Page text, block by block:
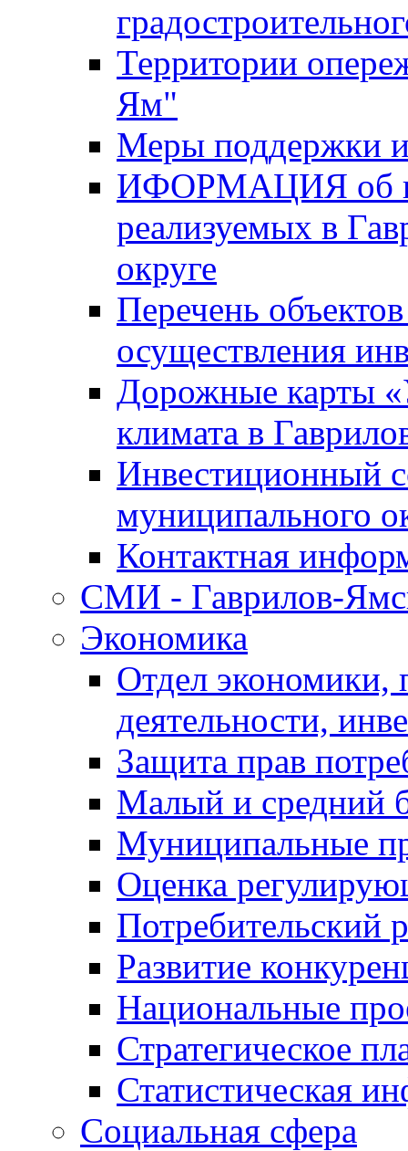
Территории
Ям"
Меры поддержки
ИФОРМАЦИЯ об
реализуемых в
округе
Перечень
осуществления
Дорожные карты
климата в
Инвестиционный
муниципального
Контактная
СМИ - Гаврилов-
Экономика
Отдел экономики,
деятельности,
Защита прав
Малый и средний
Муниципальные
Оценка
Потребительский
Развитие
Национальные
Стратегическое
Статистическая
Социальная сфера